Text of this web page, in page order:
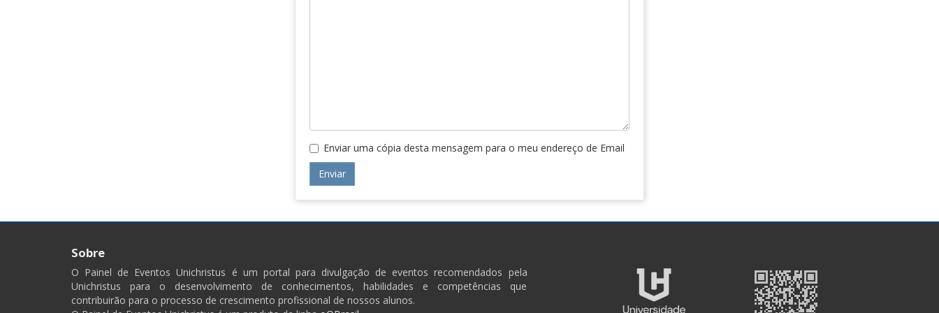
Enviar uma cópia desta mensagem para o meu endereço de Email
Sobre
O Painel de Eventos Unichristus é um portal para divulgação de eventos recomendados pela
Unichristus para o desenvolvimento de conhecimentos, habilidades e competências que
contribuirão para o processo de crescimento profissional de nossos alunos.